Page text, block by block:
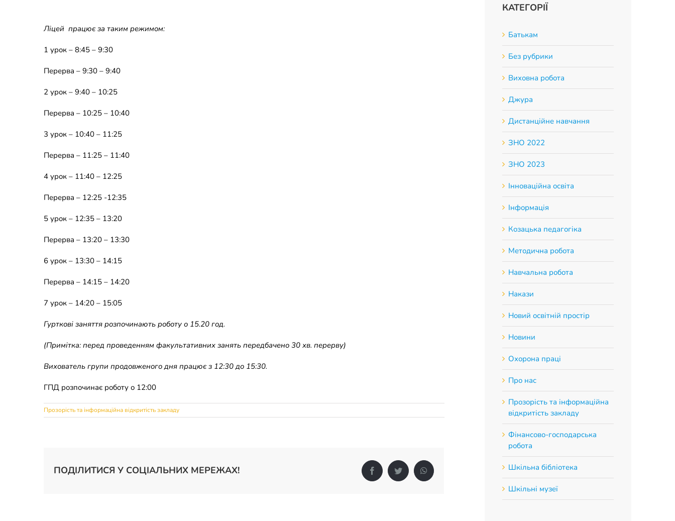
Ліцей працює за таким режимом:
1 урок – 8:45 – 9:30
Перерва – 9:30 – 9:40
2 урок – 9:40 – 10:25
Перерва – 10:25 – 10:40
3 урок – 10:40 – 11:25
Перерва – 11:25 – 11:40
4 урок – 11:40 – 12:25
Перерва – 12:25 -12:35
5 урок – 12:35 – 13:20
Перерва – 13:20 – 13:30
6 урок – 13:30 – 14:15
Перерва – 14:15 – 14:20
7 урок – 14:20 – 15:05
Гурткові заняття розпочинають роботу о 15.20 год.
(Примітка: перед проведенням факультативних занять передбачено 30 хв. перерву)
Вихователь групи продовженого дня працює з 12:30 до 15:30.
ГПД розпочинає роботу о 12:00
Прозорість та інформаційна відкритість закладу
ПОДІЛИТИСЯ У СОЦІАЛЬНИХ МЕРЕЖАХ! FacebookTwitter WhatsApp
КАТЕГОРІЇ
Батькам
Без рубрики
Виховна робота
Джура
Дистанційне навчання
ЗНО 2022
ЗНО 2023
Інноваційна освіта
Інформація
Козацька педагогіка
Методична робота
Навчальна робота
Накази
Новий освітній простір
Новини
Охорона праці
Про нас
Прозорість та інформаційна
відкритість закладу
Фінансово-господарська
робота
Шкільна бібліотека
Шкільні музеї